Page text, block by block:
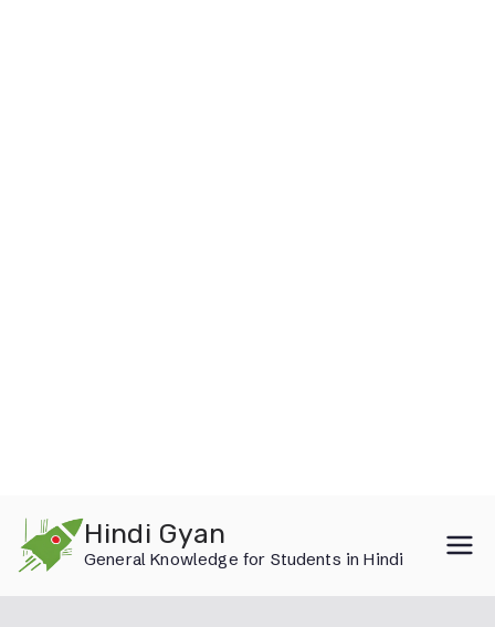
content
Hindi Gyan
General Knowledge for Students in Hindi